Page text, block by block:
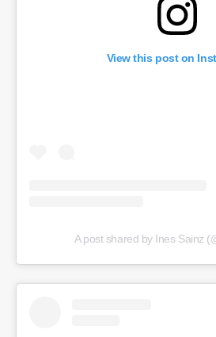
View this post on
A post shared by Ines Sainz